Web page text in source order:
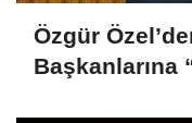
Özgür
Başkanlarına